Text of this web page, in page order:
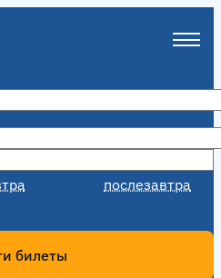
послезавтра
билеты